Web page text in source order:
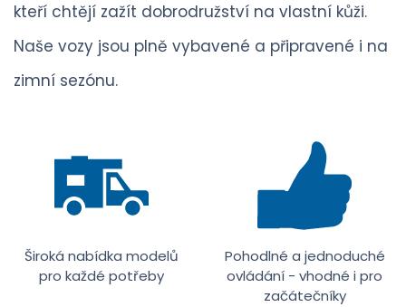
kteří chtějí zažít dobrodružství na vlastní kůži.
Naše vozy jsou plně vybavené a připravené i na
zimní sezónu.
Široká nabídka modelů
pro každé potřeby
Pohodlné a jednoduché
ovládání - vhodné i pro
začátečníky